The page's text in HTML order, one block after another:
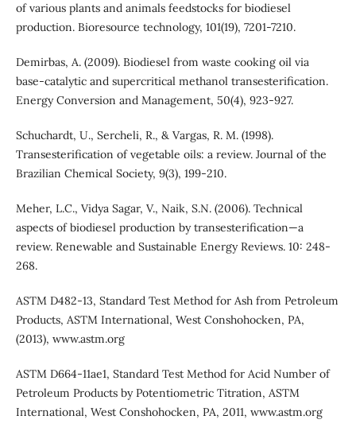
of various plants and animals feedstocks for biodiesel
production. Bioresource technology, 101(19), 7201-7210.
Demirbas, A. (2009). Biodiesel from waste cooking oil via
base-catalytic and supercritical methanol transesterification.
Energy Conversion and Management, 50(4), 923-927.
Schuchardt, U., Sercheli, R., & Vargas, R. M. (1998).
Transesterification of vegetable oils: a review. Journal of the
Brazilian Chemical Society, 9(3), 199-210.
Meher, L.C., Vidya Sagar, V., Naik, S.N. (2006). Technical
aspects of biodiesel production by transesterification—a
review. Renewable and Sustainable Energy Reviews. 10: 248-
268.
ASTM D482-13, Standard Test Method for Ash from Petroleum
Products, ASTM International, West Conshohocken, PA,
(2013), www.astm.org
ASTM D664-11ae1, Standard Test Method for Acid Number of
Petroleum Products by Potentiometric Titration, ASTM
International, West Conshohocken, PA, 2011, www.astm.org